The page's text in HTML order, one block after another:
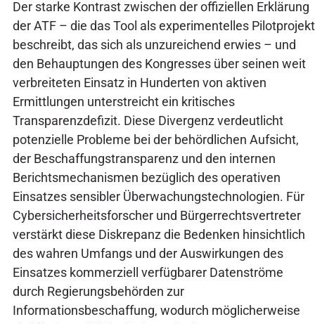
Der starke Kontrast zwischen der offiziellen Erklärung
der ATF – die das Tool als experimentelles Pilotprojekt
beschreibt, das sich als unzureichend erwies – und
den Behauptungen des Kongresses über seinen weit
verbreiteten Einsatz in Hunderten von aktiven
Ermittlungen unterstreicht ein kritisches
Transparenzdefizit. Diese Divergenz verdeutlicht
potenzielle Probleme bei der behördlichen Aufsicht,
der Beschaffungstransparenz und den internen
Berichtsmechanismen bezüglich des operativen
Einsatzes sensibler Überwachungstechnologien. Für
Cybersicherheitsforscher und Bürgerrechtsvertreter
verstärkt diese Diskrepanz die Bedenken hinsichtlich
des wahren Umfangs und der Auswirkungen des
Einsatzes kommerziell verfügbarer Datenströme
durch Regierungsbehörden zur
Informationsbeschaffung, wodurch möglicherweise